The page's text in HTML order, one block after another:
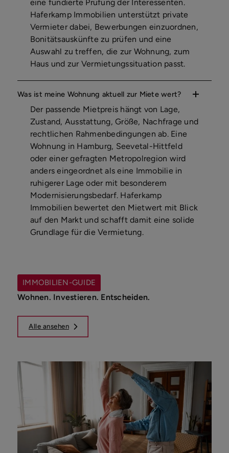
eine fundierte Prüfung der Interessenten.
Haferkamp Immobilien unterstützt private
Vermieter dabei, Bewerbungen einzuordnen,
Bonitätsauskünfte zu prüfen und eine
Auswahl zu treffen, die zur Wohnung, zum
Haus und zur Vermietungssituation passt.
Was ist meine Wohnung aktuell zur Miete wert?
Der passende Mietpreis hängt von Lage,
Zustand, Ausstattung, Größe, Nachfrage und
rechtlichen Rahmenbedingungen ab. Eine
Wohnung in Hamburg, Seevetal-Hittfeld
oder einer gefragten Metropolregion wird
anders eingeordnet als eine Immobilie in
ruhigerer Lage oder mit besonderem
Modernisierungsbedarf. Haferkamp
Immobilien bewertet den Mietwert mit Blick
auf den Markt und schafft damit eine solide
Grundlage für die Vermietung.
IMMOBILIEN-GUIDE
Wohnen. Investieren. Entscheiden.
Alle ansehen